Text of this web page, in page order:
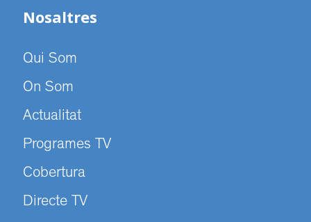
Nosaltres
Qui Som
On Som
Actualitat
Programes TV
Cobertura
Directe TV